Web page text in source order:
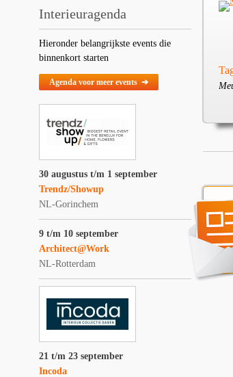
Interieuragenda
Hieronder belangrijkste events die
binnenkort starten
Agenda voor meer events ➔
30 augustus t/m 1 september
Trendz/Showup
NL-Gorinchem
9 t/m 10 september
Architect@Work
NL-Rotterdam
21 t/m 23 september
Incoda